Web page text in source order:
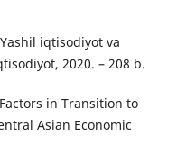
iqtisodiyot va
2020. – 208 b.
in Transition to
Asian Economic